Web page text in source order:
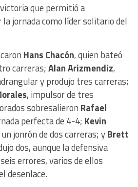
que permitió a
jornada como líder solitario del
Hans Chacón, quien bateó
carreras;Alan Arizmendiz,
y produjo tres carreras;
, impulsor de tres
sobresalieron Rafael
perfecta de 4-4; Kevin
jonrón de dos carreras; yBrett
dos, aunque la defensiva
errores, varios de ellos
desenlace.